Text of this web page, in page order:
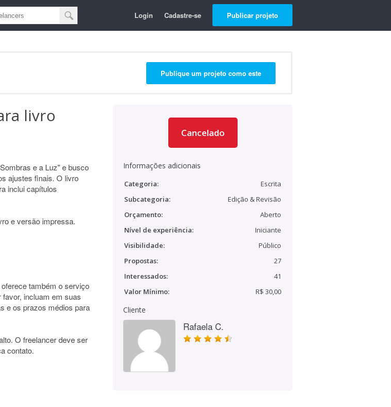
Login Cadastre-se Publicar projeto
Publique um projeto como este
livro
e a Luz" e busco
ajustes finais. O livro
inclui capítulos
e versão impressa.
também o serviço
incluam em suas
e os prazos médios para
O freelancer deve ser
contato.
Cancelado
Informações adicionais
Categoria:
Escrita
Subcategoria:
Edição & Revisão
Orçamento:
Aberto
Nível de experiência:
Iniciante
Visibilidade:
Público
Propostas:
27
Interessados:
41
Valor Mínimo:
R$ 30,00
Cliente
Rafaela C.